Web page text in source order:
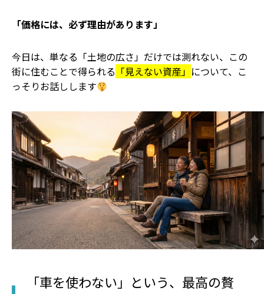
「価格には、必ず理由があります」
今日は、単なる「土地の広さ」だけでは測れない、この
街に住むことで得られる 「見えない資産」 について、こ
っそりお話しします
「車を使わない」という、最高の贅